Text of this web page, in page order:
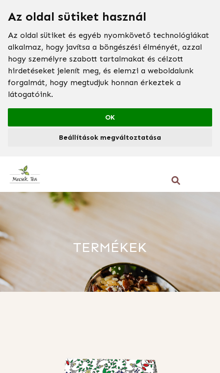
Az oldal sütiket használ
Az oldal sütiket és egyéb nyomkövető technológiákat
alkalmaz, hogy javítsa a böngészési élményét, azzal
hogy személyre szabott tartalmakat és célzott
hirdetéseket jelenít meg, és elemzi a weboldalunk
forgalmát, hogy megtudjuk honnan érkeztek a
látogatóink.
OK
Beállítások megváltoztatása
TERMÉKEK